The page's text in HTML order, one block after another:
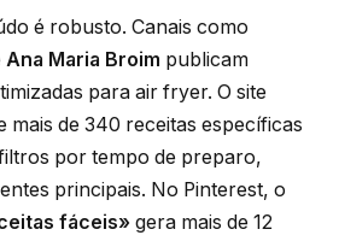
é robusto. Canais como
Ana Maria Broim publicam
para air fryer. O site
mais de 340 receitas específicas
por tempo de preparo,
principais. No Pinterest, o
fáceis» gera mais de 12